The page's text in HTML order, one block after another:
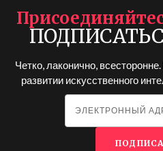
Четко, лаконично,
развитии искусственного